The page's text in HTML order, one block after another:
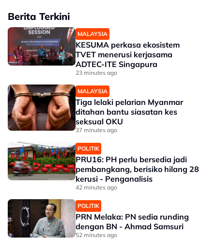
Berita Terkini
MALAYSIA
KESUMA perkasa ekosistem
TVET menerusi kerjasama
ADTEC-ITE Singapura
23 minutes ago
MALAYSIA
Tiga lelaki pelarian Myanmar
ditahan bantu siasatan kes
seksual OKU
37 minutes ago
POLITIK
PRU16: PH perlu bersedia jadi
pembangkang, berisiko hilang 28
kerusi - Penganalisis
42 minutes ago
POLITIK
PRN Melaka: PN sedia runding
dengan BN - Ahmad Samsuri
52 minutes ago